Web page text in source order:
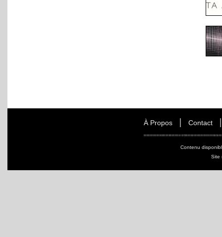
À Propos Contact
Contenu
Site